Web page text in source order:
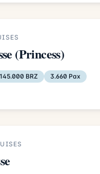
(Princess)
145.000 BRZ
3.660 Pax